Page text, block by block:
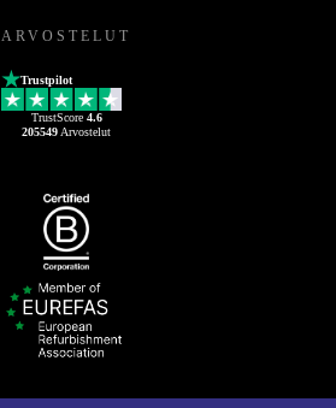
ARVOSTELUT
Trustpilot
TrustScore 4.6
205549 Arvostelut